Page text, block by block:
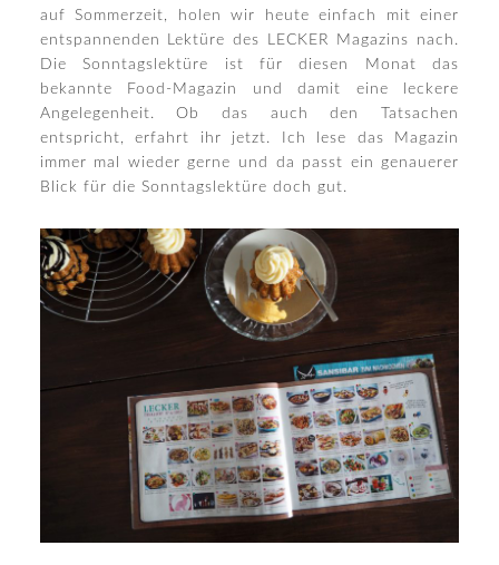
auf Sommerzeit, holen wir heute einfach mit einer
entspannenden Lektüre des LECKER Magazins nach.
Die Sonntagslektüre ist für diesen Monat das
bekannte Food-Magazin und damit eine leckere
Angelegenheit. Ob das auch den Tatsachen
entspricht, erfahrt ihr jetzt. Ich lese das Magazin
immer mal wieder gerne und da passt ein genauerer
Blick für die Sonntagslektüre doch gut.